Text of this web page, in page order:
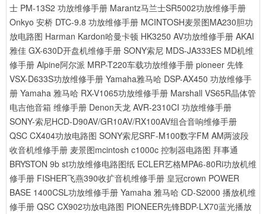
士 PM-13S2 功放维修手册 Marantz马兰士SR5002功放维修手册
Onkyo 安桥 DTC-9.8 功放维修手册 MCINTOSH麦景图MA230胆功
放电路图 Harman Kardon哈曼卡顿 HK3250 AV功放维修手册 AKAI
雅佳 GX-630D开盘机维修手册 SONY索尼 MDS-JA333ES MD机维
修手册 Alpine阿尔派 MRP-T220车载功放维修手册 pioneer 先锋
VSX-D633S功放维修手册 Yamaha雅马哈 DSP-AX450 功放维修手
册 Yamaha 雅马哈 RX-V1065功放维修手册 Marshall VS65R晶体管
电吉他音箱 维修手册 Denon天龙 AVR-2310CI 功放维修手册
SONY-索尼HCD-D90AV/GR10AV/RX100AV组合音响维修手册
QSC CX404功放电路图 SONY索尼SRF-M100数字FM AM两波段
收音机维修手册 麦景图mcintosh c1000c 控制器电路图 拜事通
BRYSTON 9b st功放维修电路图纸 ECLER艺格MPA6-80Ri功放机维
修手册 FISHER飞燕390收扩音机维修手册 皇冠crown POWER
BASE 1400CSL功放维修手册 Yamaha 雅马哈 CD-S2000 播放机维
修手册 QSC CX902功放电路图 PIONEER先锋BDP-LX70蓝光播放